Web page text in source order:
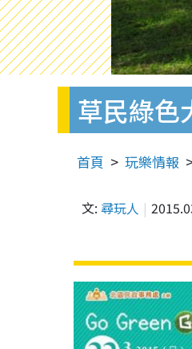
草民綠色
首頁 玩樂情報
文: 尋玩人